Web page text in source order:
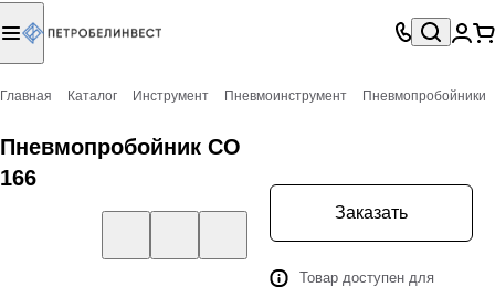
Главная Каталог Инструмент Пневмоинструмент Пневмопробойники
Пневмопробойник СО
166
Заказать
Товар доступен для